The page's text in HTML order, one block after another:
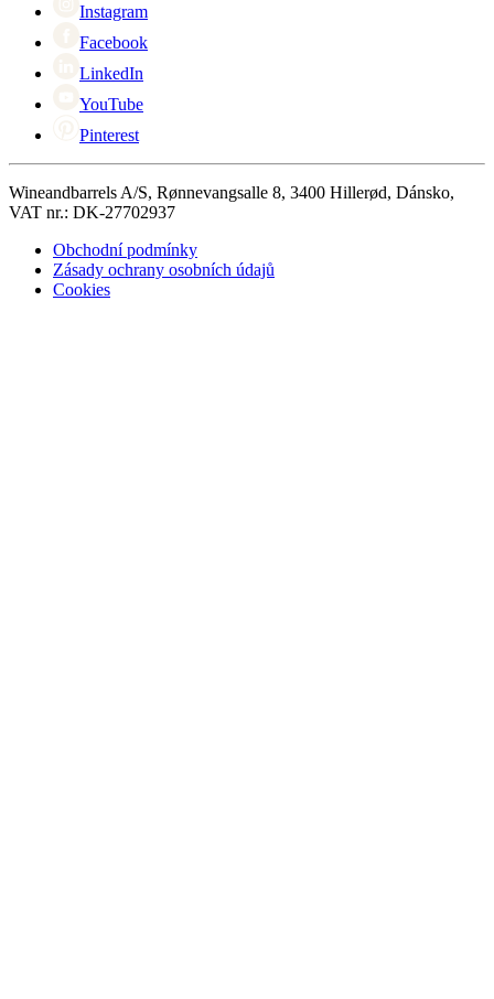
Instagram
Facebook
LinkedIn
YouTube
Pinterest
Wineandbarrels A/S, Rønnevangsalle 8, 3400 Hillerød, Dánsko,
VAT nr.: DK-27702937
Obchodní podmínky
Zásady ochrany osobních údajů
Cookies